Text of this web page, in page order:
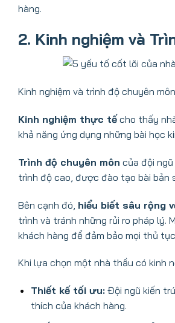
hàng.
2. Kinh nghiệm và
Kinh nghiệm và trình độ chuyên
Kinh nghiệm thực tế cho thấy
khả năng ứng dụng những bài học
Trình độ chuyên môn của đội
trình độ cao, được đào tạo bài
Bên cạnh đó, hiểu biết sâu rộng
trình và tránh những rủi ro pháp lý.
khách hàng để đảm bảo mọi thủ
Khi lựa chọn một nhà thầu có kinh
Thiết kế tối ưu:Đội ngũ kiến
thích của khách hàng.